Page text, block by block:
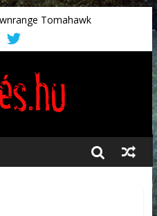
Tomahawk
élelmiszerek
tájékoztató.